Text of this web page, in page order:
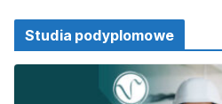
Studia podyplomowe